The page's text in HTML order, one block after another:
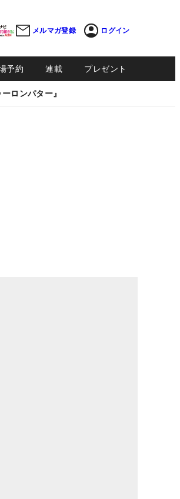
メルマガ登録 ログイン
予約 連載 プレゼント
ロンパター』